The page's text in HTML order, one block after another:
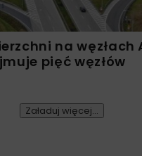
na węzłach
pięć węzłów
Załaduj więcej...